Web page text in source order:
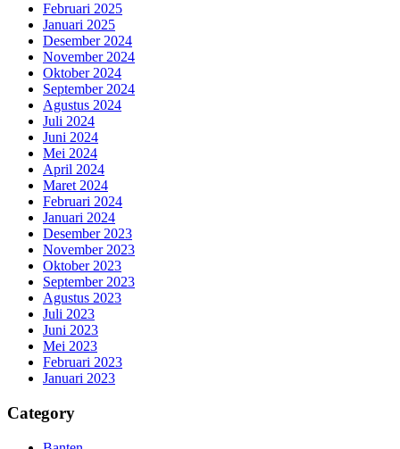
Februari 2025
Januari 2025
Desember 2024
November 2024
Oktober 2024
September 2024
Agustus 2024
Juli 2024
Juni 2024
Mei 2024
April 2024
Maret 2024
Februari 2024
Januari 2024
Desember 2023
November 2023
Oktober 2023
September 2023
Agustus 2023
Juli 2023
Juni 2023
Mei 2023
Februari 2023
Januari 2023
Category